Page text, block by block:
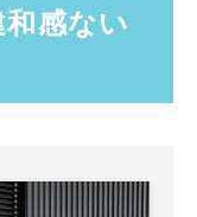
和感ない